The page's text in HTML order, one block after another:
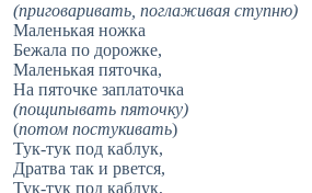
(приговаривать, поглаживая ступню)
Маленькая ножка
Бежала по дорожке,
Маленькая пяточка,
На пяточке заплаточка
(пощипывать пяточку)
(потом постукивать)
Тук-тук под каблук,
Дратва так и рвется,
Тук-тук под каблук,